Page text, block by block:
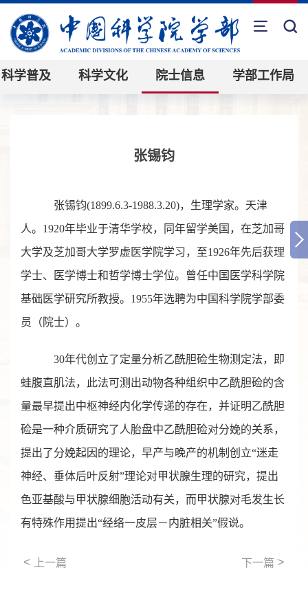
科学普及 科学文化 院士信息 学部工作局
张锡钧
张锡钧(1899.6.3-1988.3.20)，生理学家。天津
人。1920年毕业于清华学校，同年留学美国，在芝加哥
大学及芝加哥大学罗虚医学院学习，至1926年先后获理
学士、医学博士和哲学博士学位。曾任中国医学科学院
基础医学研究所教授。1955年选聘为中国科学院学部委
员（院士）。
30年代创立了定量分析乙酰胆硷生物测定法，即
蛙腹直肌法，此法可测出动物各种组织中乙酰胆硷的含
量最早提出中枢神经内化学传递的存在，并证明乙酰胆
硷是一种介质研究了人胎盘中乙酰胆硷对分娩的关系，
提出了分娩起因的理论，早产与晚产的机制创立“迷走
神经、垂体后叶反射”理论对甲状腺生理的研究，提出
色亚基酸与甲状腺细胞活动有关，而甲状腺对毛发生长
有特殊作用提出“经络一皮层－内脏相关”假说。
< 上一篇 下一篇 >